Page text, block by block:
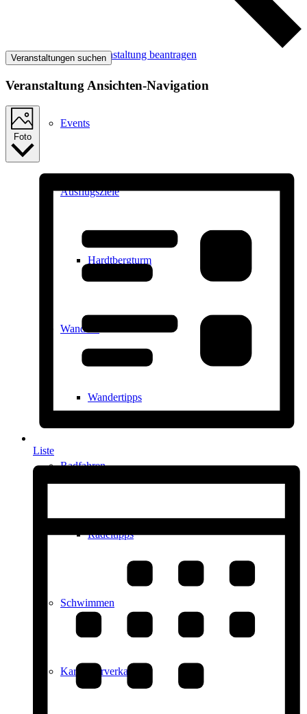
Veranstaltung beantragen
Events
Ausflugsziele
Hardtbergturm
Wandern
Wandertipps
Radfahren
Radeltipps
Schwimmen
Kartenvorverkauf
Veranstaltungen suchen
Veranstaltung Ansichten-Navigation
Foto
Liste